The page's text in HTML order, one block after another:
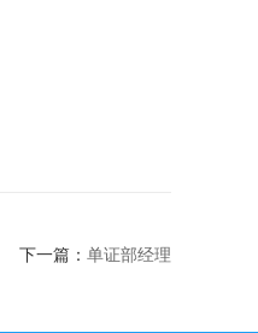
下一篇： 单证部经理